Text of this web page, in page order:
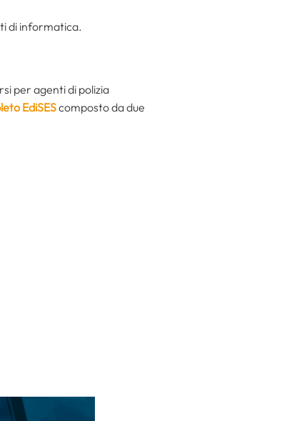
di informatica.
per agenti di polizia
EdiSEScomposto da due